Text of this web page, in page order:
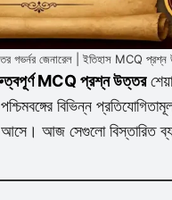
গভর্নর জেনারেল | ইতিহাস MCQ
MCQ প্রশ্ন উত্তর
বিভিন্ন প্রতিযোগিতামূলক
আসে। আজ সেগুলো বিস্তারিত